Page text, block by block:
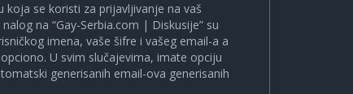
koja se koristi za prijavljivanje na vaš
na “Gay-Serbia.com | Diskusije” su
imena, vaše šifre i vašeg email-a a
U svim slučajevima, imate opciju
generisanih email-ova generisanih